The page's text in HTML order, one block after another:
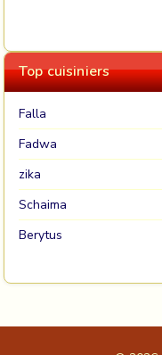
Top cuisiniers
Falla
Fadwa
zika
Schaima
Berytus